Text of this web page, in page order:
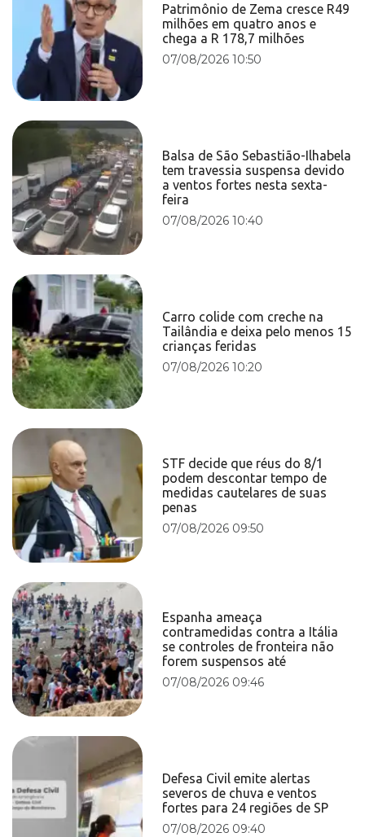
Patrimônio de Zema cresce R49
milhões em quatro anos e
chega a R 178,7 milhões
07/08/2026 10:50
Balsa de São Sebastião-Ilhabela
tem travessia suspensa devido
a ventos fortes nesta sexta-
feira
07/08/2026 10:40
Carro colide com creche na
Tailândia e deixa pelo menos 15
crianças feridas
07/08/2026 10:20
STF decide que réus do 8/1
podem descontar tempo de
medidas cautelares de suas
penas
07/08/2026 09:50
Espanha ameaça
contramedidas contra a Itália
se controles de fronteira não
forem suspensos até
07/08/2026 09:46
Defesa Civil emite alertas
severos de chuva e ventos
fortes para 24 regiões de SP
07/08/2026 09:40